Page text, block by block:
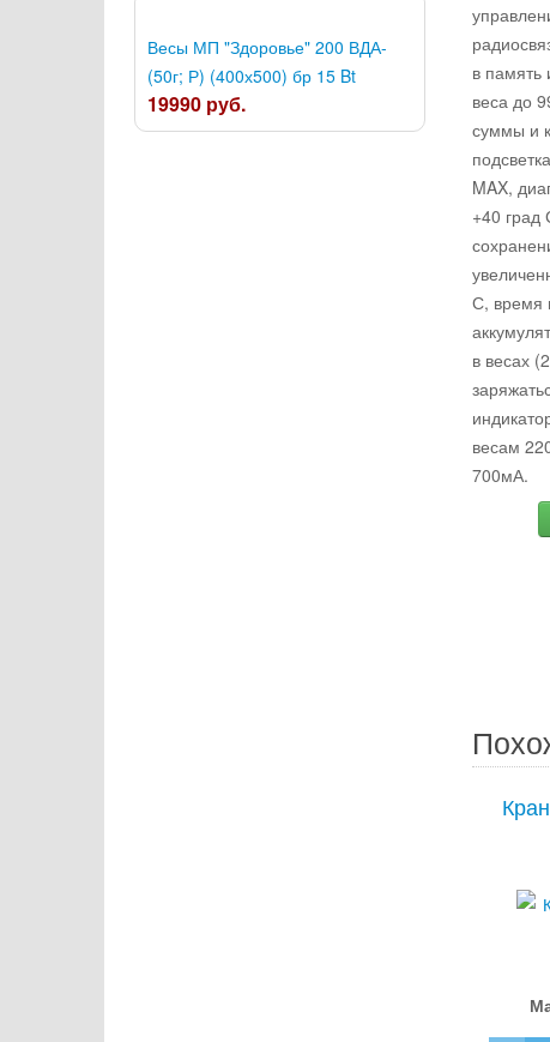
в память
веса до
суммы и
MAX,
+40 град
С, время
в весах
весам
700мА.
Весы МП "Здоровье" 200 ВДА-
(50г; Р) (400х500) бр 15 Bt
19990 руб.